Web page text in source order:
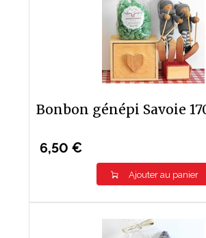
Bonbon génépi Savoie
6,50 €
Ajouter au panier